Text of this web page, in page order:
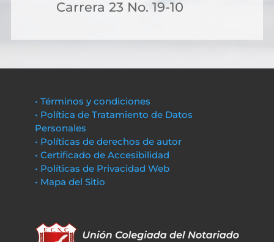
Carrera 23 No. 19-10
• Términos y condiciones
• Política de Tratamiento de Datos
Personales
• Políticas de derechos de autor
• Certificado de Accesibilidad
• Políticas de Privacidad Web
• Mapa del Sitio